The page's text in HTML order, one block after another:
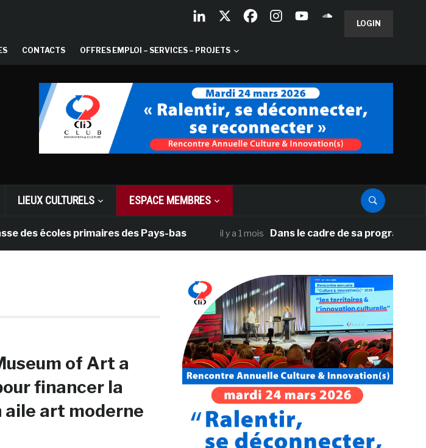
LOGIN
CONTACTS OFFRES EMPLOI – SERVICES – PROJETS
LIEUX CULTURELS ESPACE MEMBRES
écoles primaires des Pays-bas il y a 1 mois Dans le cadre de sa programmation
of Art a
financer la
aile art moderne